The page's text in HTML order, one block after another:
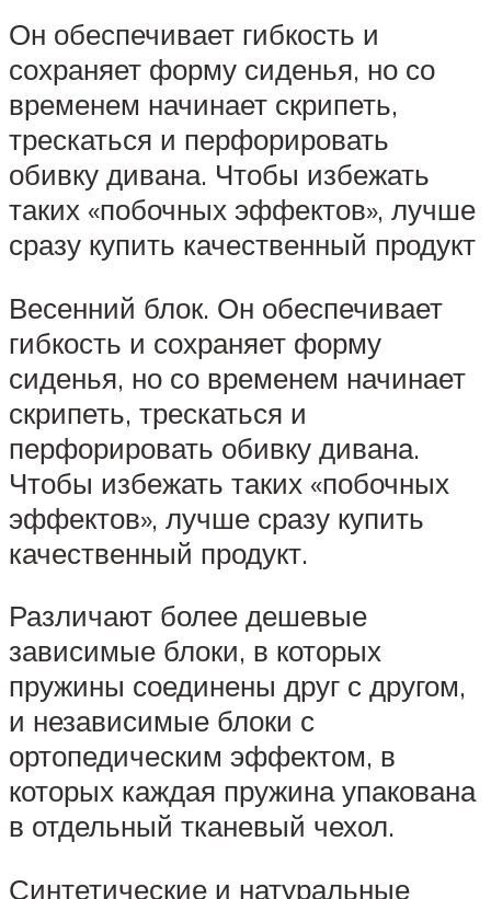
Он обеспечивает гибкость и
сохраняет форму сиденья, но со
временем начинает скрипеть,
трескаться и перфорировать
обивку дивана. Чтобы избежать
таких «побочных эффектов», лучше
сразу купить качественный продукт
Весенний блок. Он обеспечивает
гибкость и сохраняет форму
сиденья, но со временем начинает
скрипеть, трескаться и
перфорировать обивку дивана.
Чтобы избежать таких «побочных
эффектов», лучше сразу купить
качественный продукт.
Различают более дешевые
зависимые блоки, в которых
пружины соединены друг с другом,
и независимые блоки с
ортопедическим эффектом, в
которых каждая пружина упакована
в отдельный тканевый чехол.
Синтетические и натуральные